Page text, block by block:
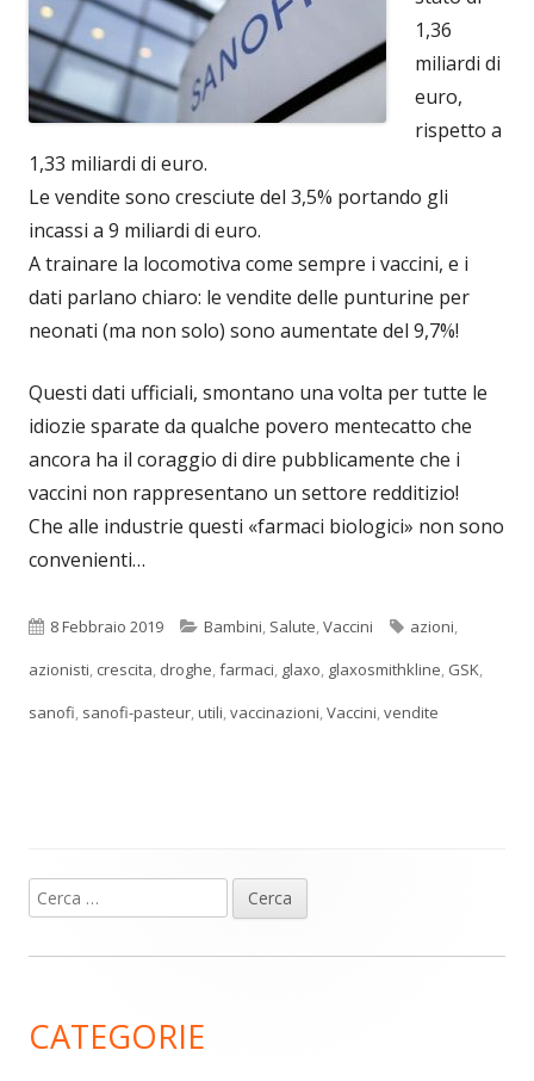
1,36
miliardi di
euro,
rispetto a
1,33 miliardi di euro.
Le vendite sono cresciute del 3,5% portando gli
incassi a 9 miliardi di euro.
A trainare la locomotiva come sempre i vaccini, e i
dati parlano chiaro: le vendite delle punturine per
neonati (ma non solo) sono aumentate del 9,7%!
Questi dati ufficiali, smontano una volta per tutte le
idiozie sparate da qualche povero mentecatto che
ancora ha il coraggio di dire pubblicamente che i
vaccini non rappresentano un settore redditizio!
Che alle industrie questi «farmaci biologici» non sono
convenienti…
Pubblicato
8 Febbraio 2019 Categorie
Bambini, Salute,Vaccini Tag
azioni,
azionisti, crescita, droghe,farmaci, glaxo, glaxosmithkline, GSK,
sanofi, sanofi-pasteur,utili,vaccinazioni,Vaccini,vendite
Barra
laterale
Ricerca
per:
CATEGORIE